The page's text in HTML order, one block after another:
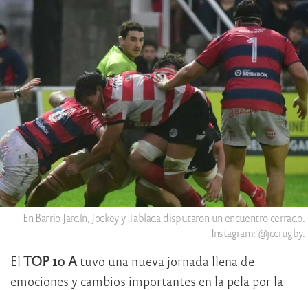
En Barrio Jardín, Jockey y Tablada disputaron un encuentro cerrado.
Instagram: @jccrugby.
El TOP 10 A tuvo una nueva jornada llena de
emociones y cambios importantes en la pela por la